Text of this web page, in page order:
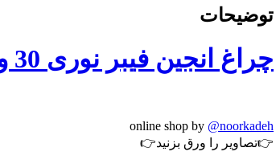
توضیحات
چراغ انجین فیبر نوری 30 وات NO30FNM
online shop by @noorkadeh
👉تصاویر را ورق بزنید👉